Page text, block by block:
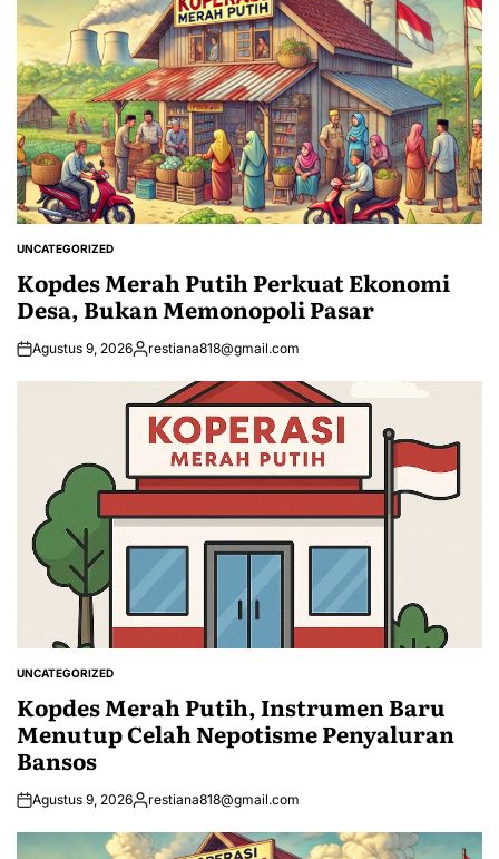
POSTED
UNCATEGORIZED
Kopdes Merah Putih Perkuat Ekonomi
Desa, Bukan Memonopoli Pasar
Agustus 9, 2026Posted
restiana818@gmail.com
POSTED
UNCATEGORIZED
Kopdes Merah Putih, Instrumen Baru
Menutup Celah Nepotisme Penyaluran
Bansos
Agustus 9, 2026Posted
restiana818@gmail.com